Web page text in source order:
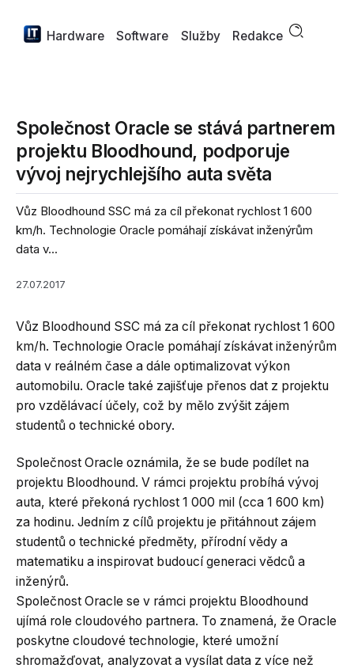
Hardware Software Služby Redakce
Společnost Oracle se stává partnerem
projektu Bloodhound, podporuje
vývoj nejrychlejšího auta světa
Vůz Bloodhound SSC má za cíl překonat rychlost 1 600
km/h. Technologie Oracle pomáhají získávat inženýrům
data v...
27.07.2017
Vůz Bloodhound SSC má za cíl překonat rychlost 1 600
km/h. Technologie Oracle pomáhají získávat inženýrům
data v reálném čase a dále optimalizovat výkon
automobilu. Oracle také zajišťuje přenos dat z projektu
pro vzdělávací účely, což by mělo zvýšit zájem
studentů o technické obory.
Společnost Oracle oznámila, že se bude podílet na
projektu Bloodhound. V rámci projektu probíhá vývoj
auta, které překoná rychlost 1 000 mil (cca 1 600 km)
za hodinu. Jedním z cílů projektu je přitáhnout zájem
studentů o technické předměty, přírodní vědy a
matematiku a inspirovat budoucí generaci vědců a
inženýrů.
Společnost Oracle se v rámci projektu Bloodhound
ujímá role cloudového partnera. To znamená, že Oracle
poskytne cloudové technologie, které umožní
shromažďovat, analyzovat a vysílat data z více než